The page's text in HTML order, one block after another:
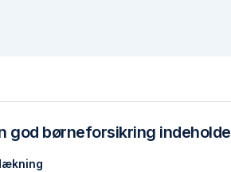
god børneforsikring indeholde